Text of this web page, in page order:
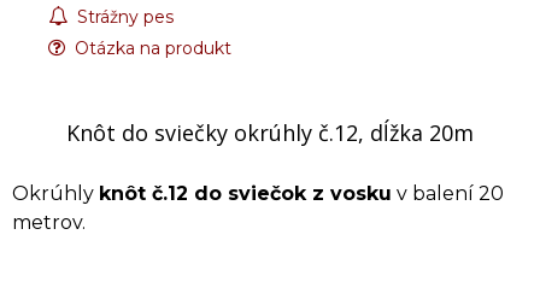
Strážny pes
Otázka na produkt
Knôt do sviečky okrúhly č.12, dĺžka 20m
Okrúhly knôt č.12 do sviečok z vosku v balení 20
metrov.